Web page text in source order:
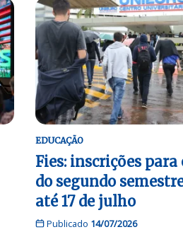
EDUCAÇÃO
Fies: inscrições para
do segundo
até 17 de julho
Publicado 14/07/2026